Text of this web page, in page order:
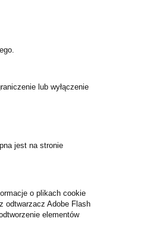
lub wyłączenie
jest na stronie
o plikach cookie
odtwarzacz Adobe Flash
elementów